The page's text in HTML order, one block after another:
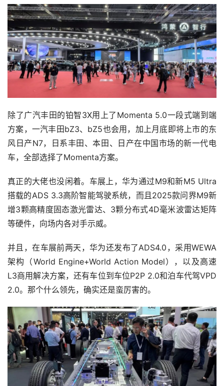
除了广汽丰田的铂智3X用上了Momenta 5.0一段式端到端
方案，一汽丰田bZ3、bZ5也会用，加上月底即将上市的东
风日产N7，日系丰田、本田、日产在中国市场的新一代电
车，全部选择了Momenta方案。
真正的大佬也没闲着。车展上，华为通过M9和新M5 Ultra
搭载的ADS 3.3高阶智能驾驶系统，而且2025款问界M9新
增3颗高精度固态激光雷达、3颗分布式4D毫米波雷达矩阵
等硬件，向场内各对手示威。
并且，在车展前两天，华为还发布了ADS4.0，采用WEWA
架构（World Engine+World Action Model），以及高速
L3商用解决方案，还有车位到车位P2P 2.0和泊车代驾VPD
2.0。那个什么领先，确实还是蛮厉害的。